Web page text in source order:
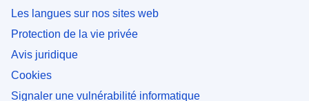
Les langues sur nos sites web
Protection de la vie privée
Avis juridique
Cookies
Signaler une vulnérabilité informatique